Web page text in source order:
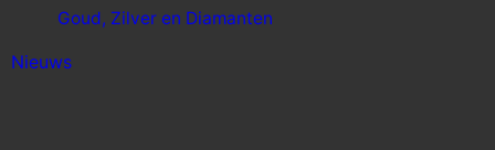
Goud, Zilver en Diamanten
Nieuws